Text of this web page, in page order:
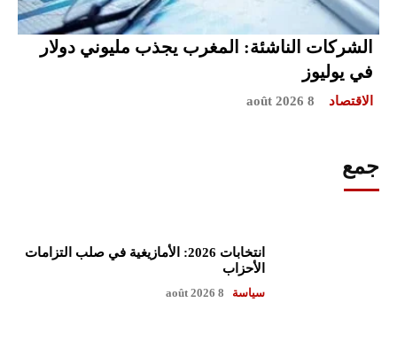
الشركات الناشئة: المغرب يجذب مليوني دولار
في يوليوز
الاقتصاد 8 août 2026
جمع
انتخابات 2026: الأمازيغية في صلب التزامات
الأحزاب
سياسة 8 août 2026